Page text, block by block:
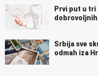
Prvi put u
Srbija sve
odmah iza